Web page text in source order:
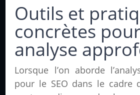
Outils et
concrètes
analyse
Lorsque l’on aborde
pour le SEO dans le cadre